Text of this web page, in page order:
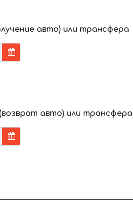
авто) или трансфера
авто) или трансфера